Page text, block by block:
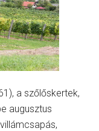
a szőlőskertek,
augusztus